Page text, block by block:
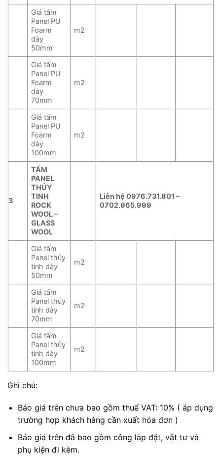
Giá tấm
Panel PU
Foarm
dày
50mm
m2
Giá tấm
Panel PU
Foarm
dày
70mm
m2
Giá tấm
Panel PU
Foarm
dày
100mm
m2
3
TẤM
PANEL
THỦY
TINH
ROCK
WOOL –
GLASS
WOOL
Liên hệ 0976.731.801 –
0702.965.999
Giá tấm
Panel thủy
tinh dày
50mm
m2
Giá tấm
Panel thủy
tinh dày
70mm
m2
Giá tấm
Panel thủy
tinh dày
100mm
m2
Ghi chú:
Báo giá trên chưa bao gồm thuế VAT: 10% ( áp dụng
trường hợp khách hàng cần xuất hóa đơn )
Báo giá trên đã bao gồm công lắp đặt, vật tư và
phụ kiện đi kèm.